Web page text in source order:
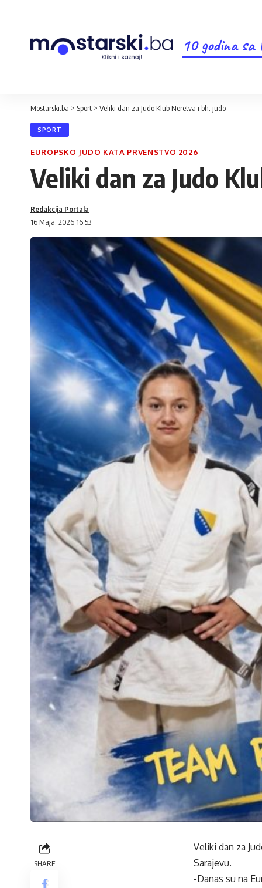
10 godina sa
Mostarski.ba > Sport > Veliki dan za Judo Klub Neretva i bh. judo
SPORT
EUROPSKO JUDO KATA PRVENSTVO 2026
Veliki dan za Judo
16 Maja, 2026 16:53
Redakcija Portala
SHARE
Veliki dan za
Sarajevu.
-Danas su na